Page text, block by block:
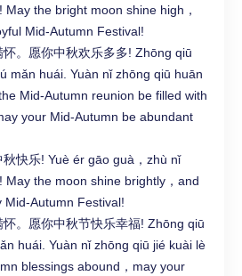
May the bright moon shine high，
Mid-Autumn Festival!
。愿你中秋欢乐多多! Zhōng qiū
mǎn huái. Yuàn nǐ zhōng qiū huān
Mid-Autumn reunion be filled with
your Mid-Autumn be abundant
秋快乐! Yuè ér gāo guà，zhù nǐ
May the moon shine brightly，and
Mid-Autumn Festival!
。愿你中秋节快乐幸福! Zhōng qiū
huái. Yuàn nǐ zhōng qiū jié kuài lè
blessings abound，may your